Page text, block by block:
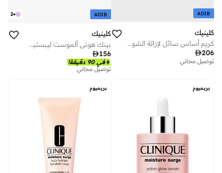
ADIB
كلينيك
كريم أساس سائل لإزالة الشوائب 30 مل - دبليو ان 38 ستون
206
توصيل مجاني
+
2 ADIB
كلينيك
بينك هوني ألموست ليبستيك - 1.9 جرام
156
في 90 دقيقة!
توصيل مجاني
بريميوم بريميوم